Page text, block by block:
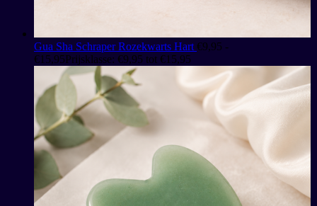
Gua Sha Schraper Rozekwarts Hart €9,95 -
€15,95Prijsklasse: €9,95 tot €15,95